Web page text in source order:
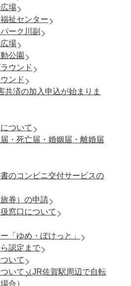
場
祉センター
ーク川副
場
公園
ウンド
ンド
共済の加入申込が始まりま
ついて
・死亡届・婚姻届・離婚届
のコンビニ交付サービスの
券）の申請
窓口について
「ゆめ・ぽけっと」
認定まで
いて
いて（JR佐賀駅周辺で自転
合）